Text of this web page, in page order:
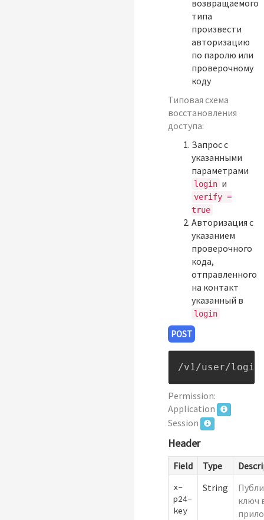
возвращаемого
типа
произвести
авторизацию
по паролю или
проверочному
коду
Типовая схема
восстановления
доступа:
Запрос с
указанными
параметрами
login и
verify =
true
Авторизация с
указанием
проверочного
кода,
отправленного
на контакт
указанный в
login
POST
/v1/user/login
Permission:
Application
Session
Header
Field Type
x-
p24-
key
String
ключ